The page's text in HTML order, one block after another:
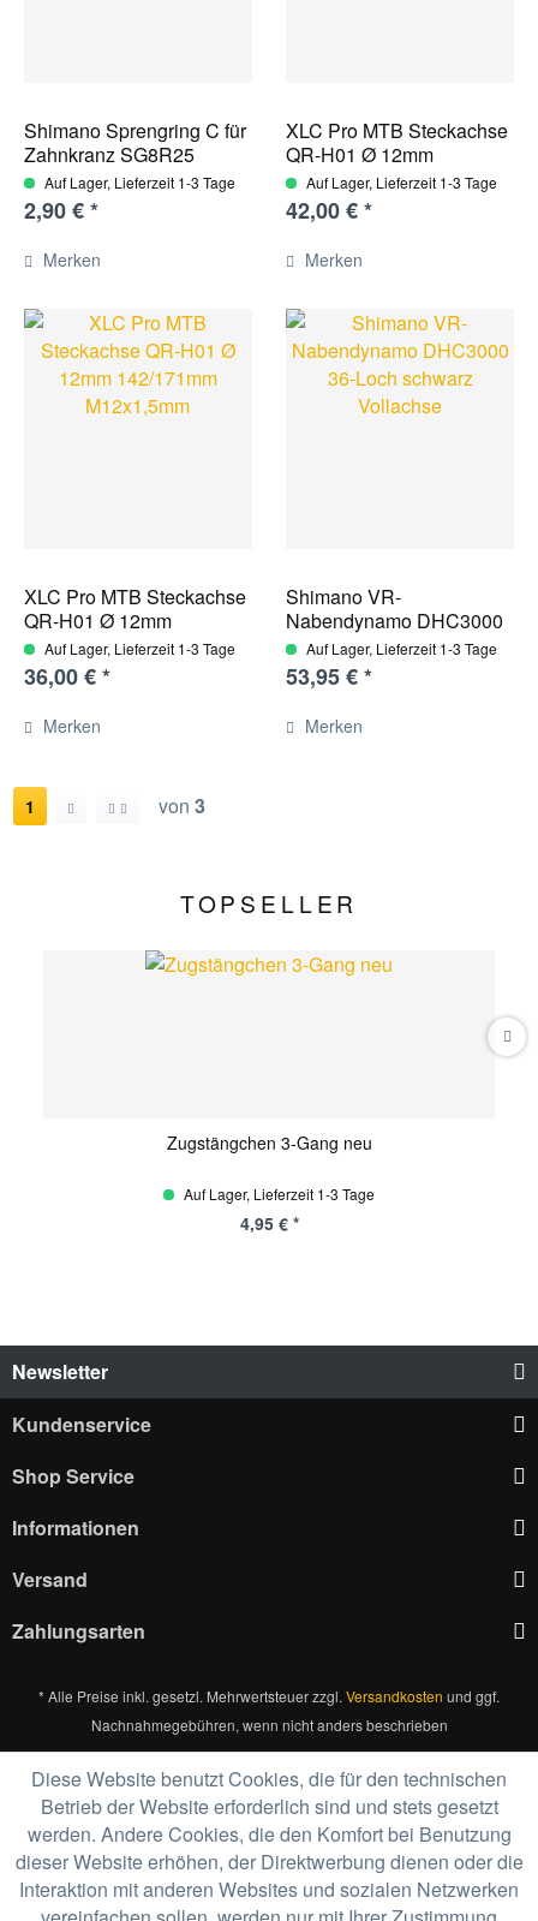
Shimano Sprengring C für
Zahnkranz SG8R25
Auf Lager, Lieferzeit 1-3 Tage
2,90 € *
Merken
XLC Pro MTB Steckachse
QR-H01 Ø 12mm
150/183mm...
Auf Lager, Lieferzeit 1-3 Tage
42,00 € *
Merken
XLC Pro MTB Steckachse
QR-H01 Ø 12mm
142/171mm...
Auf Lager, Lieferzeit 1-3 Tage
36,00 € *
Merken
Shimano VR-
Nabendynamo DHC3000
36-Loch...
Auf Lager, Lieferzeit 1-3 Tage
53,95 € *
Merken
1 von 3
TOPSELLER
Zugstängchen 3-Gang neu
Auf Lager, Lieferzeit 1-3 Tage
4,95 € *
Newsletter
Kundenservice
Shop Service
Informationen
Versand
Zahlungsarten
* Alle Preise inkl. gesetzl. Mehrwertsteuer zzgl. Versandkosten und ggf.
Nachnahmegebühren, wenn nicht anders beschrieben
Diese Website benutzt Cookies, die für den technischen
Betrieb der Website erforderlich sind und stets gesetzt
werden. Andere Cookies, die den Komfort bei Benutzung
dieser Website erhöhen, der Direktwerbung dienen oder die
Interaktion mit anderen Websites und sozialen Netzwerken